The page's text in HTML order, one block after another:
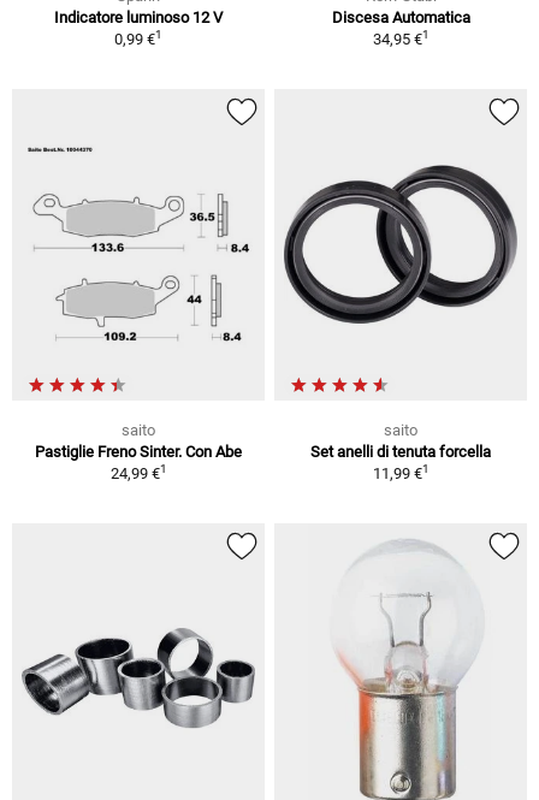
Indicatore luminoso 12 V
0,99 €1
Discesa Automatica
34,95 €1
saito
Pastiglie Freno Sinter. Con Abe
24,99 €1
saito
Set anelli di tenuta forcella
11,99 €1